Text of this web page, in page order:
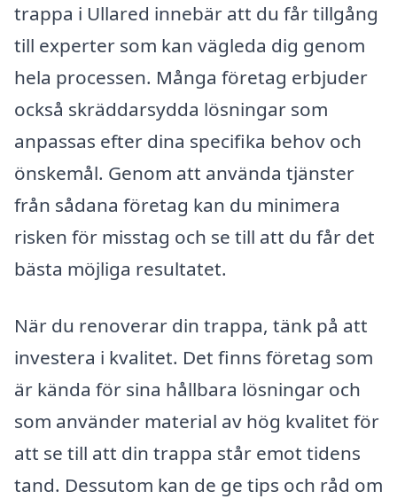
trappa i Ullared innebär att du får tillgång
till experter som kan vägleda dig genom
hela processen. Många företag erbjuder
också skräddarsydda lösningar som
anpassas efter dina specifika behov och
önskemål. Genom att använda tjänster
från sådana företag kan du minimera
risken för misstag och se till att du får det
bästa möjliga resultatet.
När du renoverar din trappa, tänk på att
investera i kvalitet. Det finns företag som
är kända för sina hållbara lösningar och
som använder material av hög kvalitet för
att se till att din trappa står emot tidens
tand. Dessutom kan de ge tips och råd om